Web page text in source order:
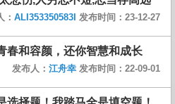
： ALI353350583I 发布时间：23-12-27
春和容颜，还你智慧和成长
发布人： 江舟幸 发布时间：22-09-01